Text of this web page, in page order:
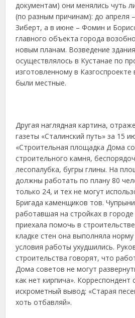
документам) они менялись чуть
(по разным причинам): до апреля
Зиберт, а в июне – Фомин и
главного объекта города
новым планам. Возведение
осуществлялось в Кустанае по
изготовленному в
были местные.
Другая наглядная картина,
газеты «Сталинский путь» за 15
«Строительная площадка Дома
строительного камня,
лесопалубка, бугры глины. На
должны работать по плану 80
только 24, и тех не могут
Бригада каменщиков тов.
работавшая на стройках в
приехала помочь в
кладке стен она выполняла
условия работы ухудшились.
строительства говорят, что
Дома советов не могут
как нет кирпича». Корреспондент
искрометный вывод: «Старая
хоть отбавляй».